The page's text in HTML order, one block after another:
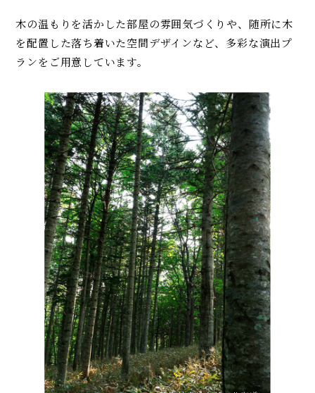
木の温もりを活かした部屋の雰囲気づくりや、随所に木
を配置した落ち着いた空間デザインなど、多彩な演出プ
ランをご用意しています。